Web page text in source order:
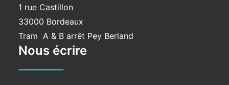
1 rue Castillon
33000 Bordeaux
Tram A & B arrêt Pey Berland
Nous écrire